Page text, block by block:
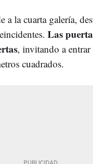
a la cuarta galería,
Las
, invitando a
cuadrados.